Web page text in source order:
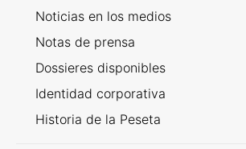
Noticias en los medios
Notas de prensa
Dossieres disponibles
Identidad corporativa
Historia de la Peseta